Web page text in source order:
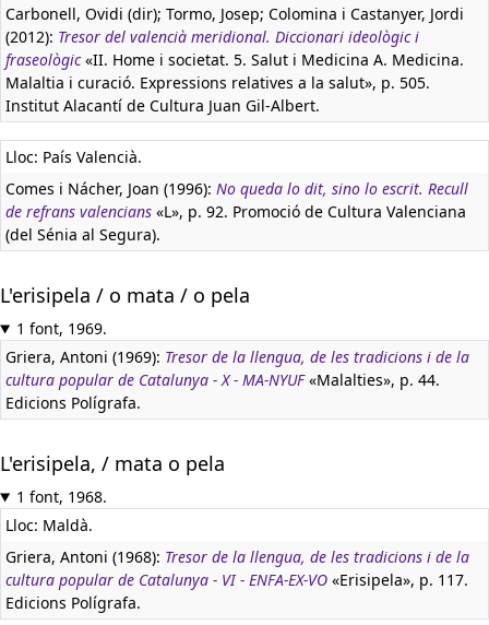
Carbonell, Ovidi (dir); Tormo, Josep; Colomina i Castanyer, Jordi
(2012): Tresor del valencià meridional. Diccionari ideològic i
fraseològic«II. Home i societat. 5. Salut i Medicina A. Medicina.
Malaltia i curació. Expressions relatives a la salut», p. 505.
Institut Alacantí de Cultura Juan Gil-Albert.
Lloc: País Valencià.
Comes i Nácher, Joan (1996): No queda lo dit, sino lo escrit. Recull
de refrans valencians «L», p. 92. Promoció de Cultura Valenciana
(del Sénia al Segura).
L'erisipela / o mata / o pela
1 font, 1969.
Griera, Antoni (1969): Tresor de la llengua, de les tradicions i de la
cultura popular de Catalunya - X - MA-NYUF«Malalties», p. 44.
Edicions Polígrafa.
L'erisipela, / mata o pela
1 font, 1968.
Lloc: Maldà.
Griera, Antoni (1968): Tresor de la llengua, de les tradicions i de la
cultura popular de Catalunya - VI - ENFA-EX-VO «Erisipela», p. 117.
Edicions Polígrafa.